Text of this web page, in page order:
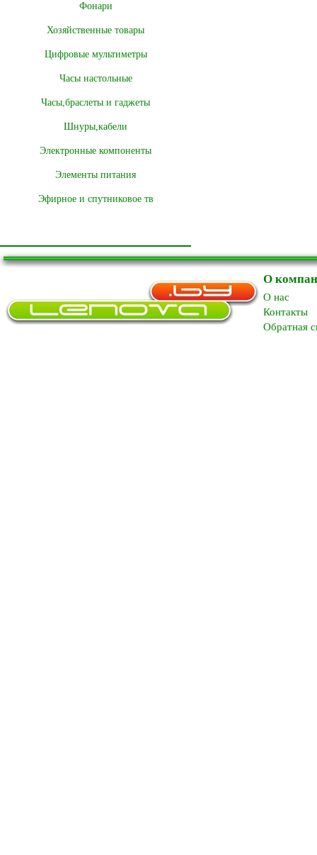
Фонари
Хозяйственные товары
Цифровые мультиметры
Часы настольные
Часы,браслеты и гаджеты
Шнуры,кабели
Электронные компоненты
Элементы питания
Эфирное и спутниковое тв
О
O нас
Контакты
Обратная